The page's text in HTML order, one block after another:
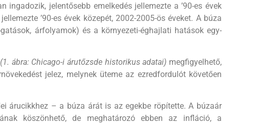
jelentősebb emelkedés jellemezte a ’90-es évek
’90-es évek közepét, 2002-2005-ös éveket. A búza
árfolyamok) és a környezeti-éghajlati hatások egy­
(1. ábra: Chicago-i árutőzsde historikus adatai) megfigyelhető,
jelez, melynek üteme az ez­redfordulót követően
árucikkhez – a búza árát is az egekbe röpítette. A bú­zaár
köszönhe­tő, de meghatározó ebben az infláció, a